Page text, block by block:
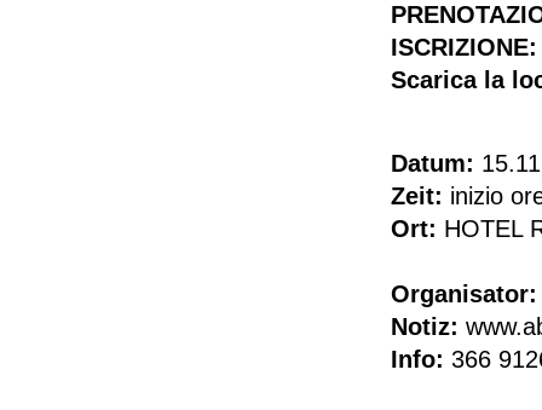
Scarica la
Datum:
Zeit: inizio
Ort: HOTEL
Organisator:
Notiz:
Info: 366